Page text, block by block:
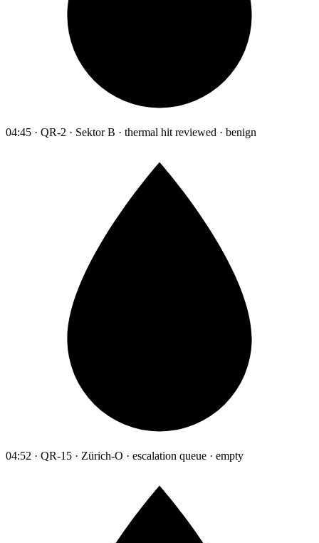
04:45 · QR-2 · Sektor B · thermal hit reviewed · benign
04:52 · QR-15 · Zürich-O · escalation queue · empty